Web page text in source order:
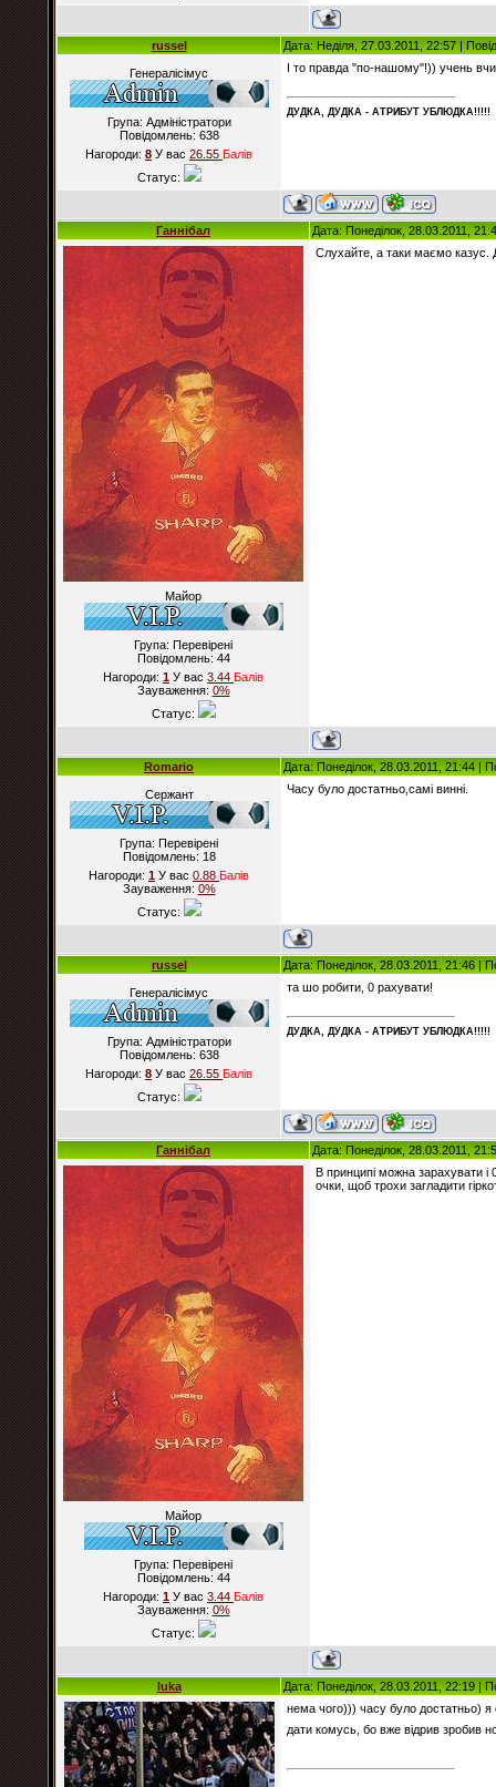
russel Дата: Неділя, 27.03.2011, 22:57 |
Генералісімус
Група: Адміністратори
Повідомлень: 638
Нагороди: 8 У вас 26.55 Балiв
Статус:
І то правда "по-нашому"!)) учень
ДУДКА, ДУДКА - АТРИБУT УБЛЮДКА!!!!!
Ганнібал Дата: Понеділок, 28.03.2011,
Майор
Група: Перевірені
Повідомлень: 44
Нагороди: 1 У вас 3.44 Балiв
Зауваження: 0%
Статус:
Слухайте, а таки маємо казус.
Romario Дата: Понеділок, 28.03.2011, 21:44 |
Сержант
Група: Перевірені
Повідомлень: 18
Нагороди: 1 У вас 0.88 Балiв
Зауваження: 0%
Статус:
Часу було достатньо,самі винні.
russel Дата: Понеділок, 28.03.2011, 21:46 |
Генералісімус
Група: Адміністратори
Повідомлень: 638
Нагороди: 8 У вас 26.55 Балiв
Статус:
та шо робити, 0 рахувати!
ДУДКА, ДУДКА - АТРИБУT УБЛЮДКА!!!!!
Ганнібал Дата: Понеділок, 28.03.2011,
Майор
Група: Перевірені
Повідомлень: 44
Нагороди: 1 У вас 3.44 Балiв
Зауваження: 0%
Статус:
В принципі можна зарахувати
очки, щоб трохи загладити
luka
Дата: Понеділок, 28.03.2011, 22:19 |
нема чого))) часу було достатньо)
дати комусь, бо вже відрив зробив